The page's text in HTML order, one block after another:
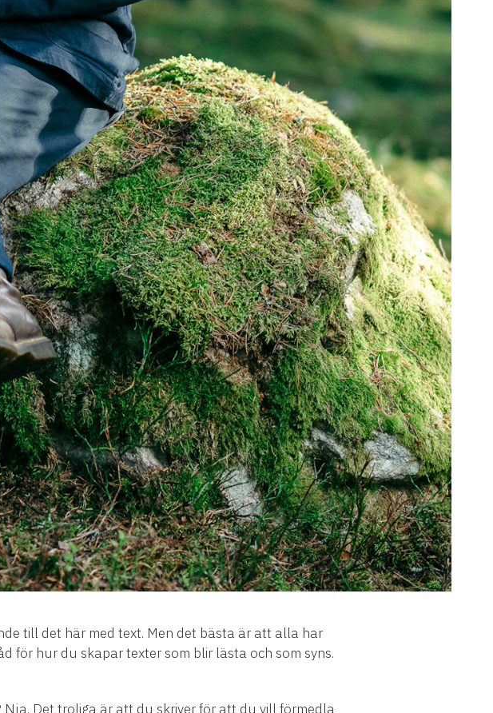
till det här med text. Men det bästa är att alla har
för hur du skapar texter som blir lästa och som syns.
Det troliga är att du skriver för att du vill förmedla